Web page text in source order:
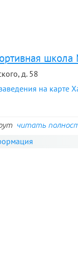
д. 58
на карте
читать